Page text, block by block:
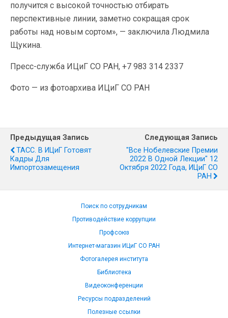
получится с высокой точностью отбирать
перспективные линии, заметно сокращая срок
работы над новым сортом», — заключила Людмила
Щукина.
Пресс-служба ИЦиГ СО РАН, +7 983 314 2337
Фото — из фотоархива ИЦиГ СО РАН
Предыдущая Запись
ТАСС. В ИЦиГ Готовят
Кадры Для
Импортозамещения
Следующая Запись
"Все Нобелевские Премии
2022 В Одной Лекции" 12
Октября 2022 Года, ИЦиГ СО
РАН
Поиск по сотрудникам
Противодействие коррупции
Профсоюз
Интернет-магазин ИЦиГ СО РАН
Фотогалерея института
Библиотека
Видеоконференции
Ресурсы подразделений
Полезные ссылки